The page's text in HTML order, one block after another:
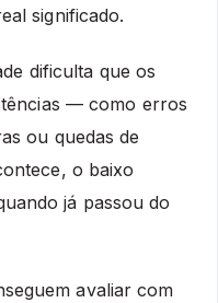
significado.
dificulta que os
— como erros
ou quedas de
o baixo
já passou do
avaliar com